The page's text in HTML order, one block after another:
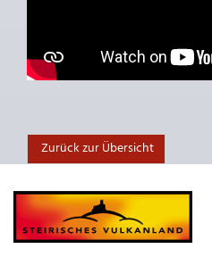
Zurück zur Übersicht